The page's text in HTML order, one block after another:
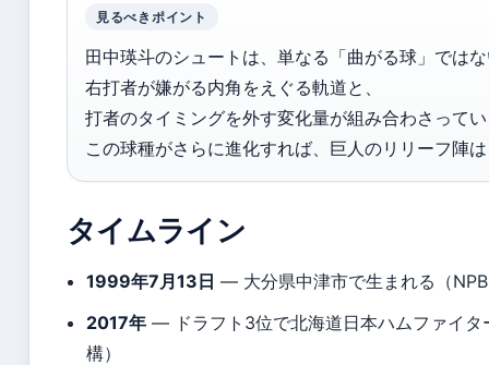
見るべきポイント
田中瑛斗のシュートは、単なる「曲がる球」では
右打者が嫌がる内角をえぐる軌道と、
打者のタイミングを外す変化量が組み合わさって
この球種がさらに進化すれば、巨人のリリーフ陣
タイムライン
1999年7月13日 — 大分県中津市で生まれる（
2017年 — ドラフト3位で北海道日本ハムファイタ
構）